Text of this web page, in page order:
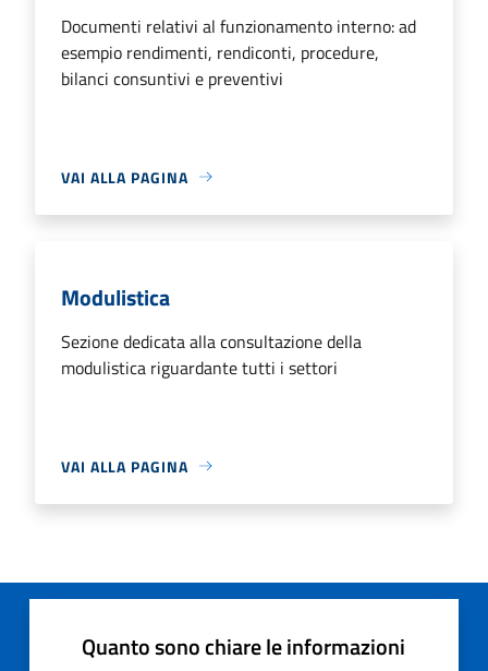
Documenti relativi al funzionamento interno: ad
esempio rendimenti, rendiconti, procedure,
bilanci consuntivi e preventivi
VAI ALLA PAGINA
Modulistica
Sezione dedicata alla consultazione della
modulistica riguardante tutti i settori
VAI ALLA PAGINA
Quanto sono chiare le informazioni